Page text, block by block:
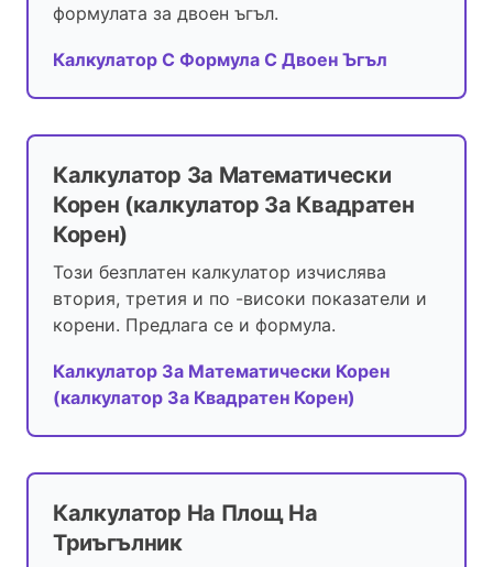
формулата за двоен ъгъл.
Калкулатор С Формула С Двоен Ъгъл
Калкулатор За Математически
Корен (калкулатор За Квадратен
Корен)
Този безплатен калкулатор изчислява
втория, третия и по -високи показатели и
корени. Предлага се и формула.
Калкулатор За Математически Корен
(калкулатор За Квадратен Корен)
Калкулатор На Площ На
Триъгълник